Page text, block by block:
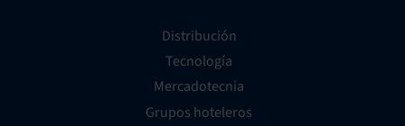
Distribución
Tecnología
Mercadotecnia
Grupos hoteleros